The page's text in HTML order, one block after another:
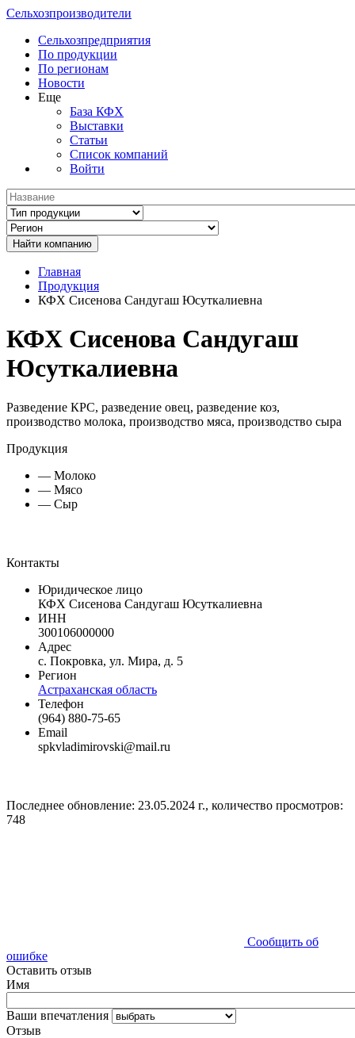
Сельхозпроизводители
Сельхозпредприятия
По продукции
По регионам
Новости
Еще
База КФХ
Выставки
Статьи
Список компаний
Войти
Главная
Продукция
КФХ Сисенова Сандугаш Юсуткалиевна
КФХ Сисенова Сандугаш
Юсуткалиевна
Разведение КРС, разведение овец, разведение коз,
производство молока, производство мяса, производство сыра
Продукция
— Молоко
— Мясо
— Сыр
Контакты
Юридическое лицо
КФХ Сисенова Сандугаш Юсуткалиевна
ИНН
300106000000
Адрес
с. Покровка, ул. Мира, д. 5
Регион
Астраханская область
Телефон
(964) 880-75-65
Email
spkvladimirovski@mail.ru
Последнее обновление: 23.05.2024 г., количество просмотров:
748
Сообщить об
ошибке
Оставить отзыв
Имя
Ваши впечатления
Отзыв